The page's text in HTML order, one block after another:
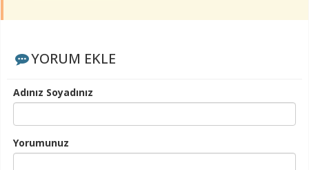
YORUM EKLE
Adınız Soyadınız
Yorumunuz